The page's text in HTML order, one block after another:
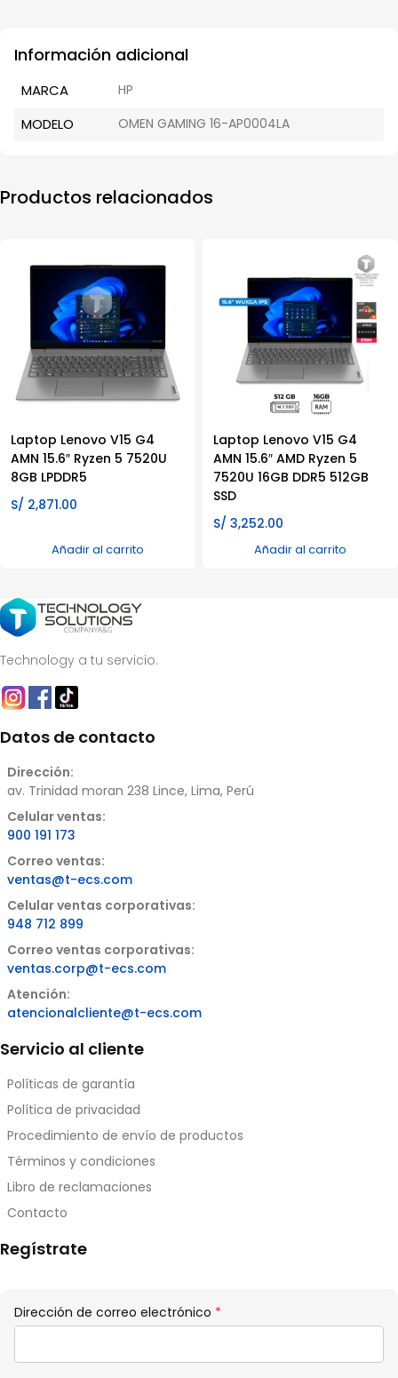
Información adicional
MARCA HP
MODELO OMEN GAMING 16-AP0004LA
Productos relacionados
Laptop Lenovo V15 G4
AMN 15.6″ Ryzen 5 7520U
8GB LPDDR5
S/ 2,871.00
Añadir al carrito
Laptop Lenovo V15 G4
AMN 15.6″ AMD Ryzen 5
7520U 16GB DDR5 512GB
SSD
S/ 3,252.00
Añadir al carrito
Technology a tu servicio.
Datos de contacto
Dirección:
av. Trinidad moran 238 Lince, Lima, Perú
Celular ventas:
900 191 173
Correo ventas:
ventas@t-ecs.com
Celular ventas corporativas:
948 712 899
Correo ventas corporativas:
ventas.corp@t-ecs.com
Atención:
atencionalcliente@t-ecs.com
Servicio al cliente
Políticas de garantía
Política de privacidad
Procedimiento de envío de productos
Términos y condiciones
Libro de reclamaciones
Contacto
Regístrate
Dirección de correo electrónico *